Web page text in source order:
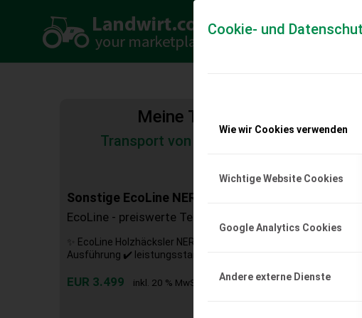
Cookie- und
Wie wir Cookies verwenden
Wichtige Website Cookies
Google Analytics Cookies
Andere externe Dienste
Meine
Transport von Land- und Baumaschinen
Sonstige EcoLine NERO BX 42RS
EcoLine - preiswerte Technik b. Landtechnik BINDER
✨ EcoLine Holzhäcksler NERO - AKTION ✔️ Modell : BX-42RS ✔️
Ausführung ✔️ leistungsstarker, Holzhäcksler ✔️ mit
EUR 3.499 inkl. 20 % MwSt.